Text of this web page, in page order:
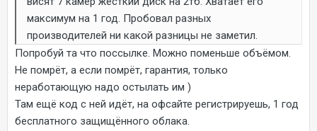
максимум на 1 год. Пробовал разных
производителей ни какой разницы не заметил.
Попробуй та что поссылке. Можно поменьше объёмом.
Не помрёт, а если помрёт, гарантия, только
неработающую надо остылать им )
Там ещё код с ней идёт, на офсайте регистрируешь, 1 год
бесплатного защищённого облака.